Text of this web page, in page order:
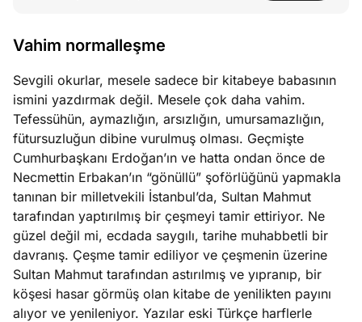
6, 2026
yasalar
Ağustos
5, 2026
stok
caiz
Köşe
Yazıları
Spor
Yazıları
Yazıları
Vahim normalleşme
Sevgili okurlar, mesele sadece bir kitabeye babasının
ismini yazdırmak değil. Mesele çok daha vahim.
Tefessühün, aymazlığın, arsızlığın, umursamazlığın,
fütursuzluğun dibine vurulmuş olması. Geçmişte
Cumhurbaşkanı Erdoğan’ın ve hatta ondan önce de
Necmettin Erbakan’ın “gönüllü” şoförlüğünü yapmakla
tanınan bir milletvekili İstanbul’da, Sultan Mahmut
tarafından yaptırılmış bir çeşmeyi tamir ettiriyor. Ne
güzel değil mi, ecdada saygılı, tarihe muhabbetli bir
davranış. Çeşme tamir ediliyor ve çeşmenin üzerine
Sultan Mahmut tarafından astırılmış ve yıpranıp, bir
köşesi hasar görmüş olan kitabe de yenilikten payını
alıyor ve yenileniyor. Yazılar eski Türkçe harflerle